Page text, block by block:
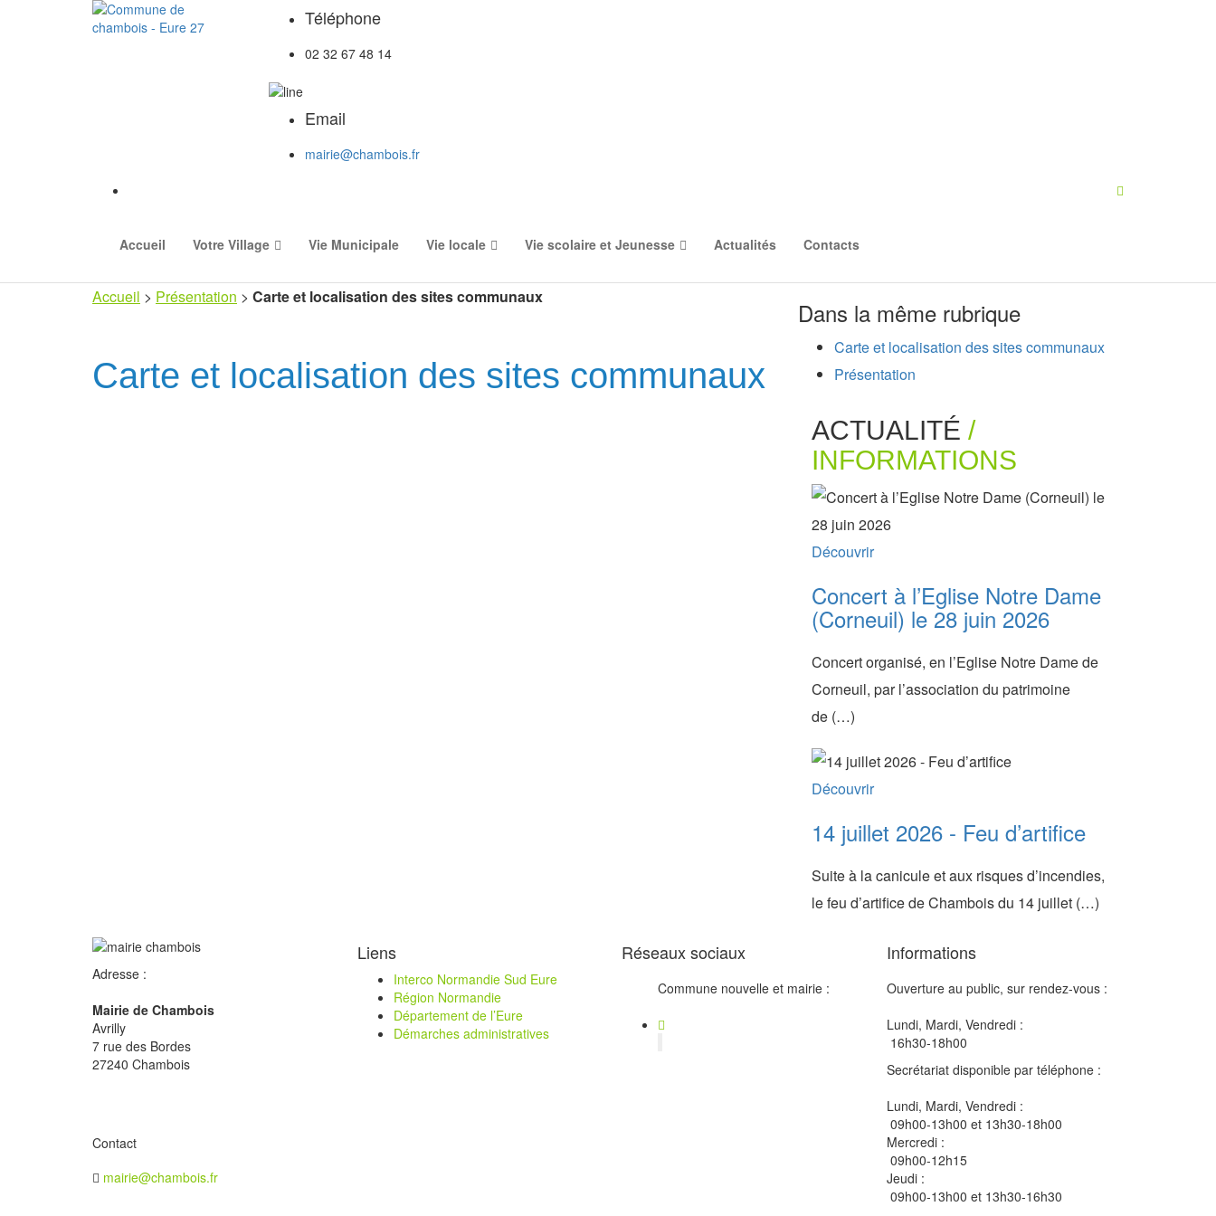
Téléphone
02 32 67 48 14
Email
mairie@chambois.fr
Accueil Votre Village Vie Municipale Vie locale Vie scolaire et Jeunesse Actualités Contacts
Accueil > Présentation > Carte et localisation des sites communaux
Carte et localisation des sites communaux
Dans la même rubrique
Carte et localisation des sites communaux
Présentation
ACTUALITÉ /
INFORMATIONS
Découvrir
Concert à l’Eglise Notre Dame
(Corneuil) le 28 juin 2026
Concert organisé, en l’Eglise Notre Dame de
Corneuil, par l’association du patrimoine
de (…)
Découvrir
14 juillet 2026 - Feu d’artifice
Suite à la canicule et aux risques d’incendies,
le feu d’artifice de Chambois du 14 juillet (…)
Adresse :
Mairie de Chambois
Avrilly
7 rue des Bordes
27240 Chambois
Contact
mairie@chambois.fr
Liens
Interco Normandie Sud Eure
Région Normandie
Département de l’Eure
Démarches administratives
Réseaux sociaux
Commune nouvelle et mairie :
Informations
Ouverture au public, sur rendez-vous :
Lundi, Mardi, Vendredi :
16h30-18h00
Secrétariat disponible par téléphone :
Lundi, Mardi, Vendredi :
09h00-13h00 et 13h30-18h00
Mercredi :
09h00-12h15
Jeudi :
09h00-13h00 et 13h30-16h30